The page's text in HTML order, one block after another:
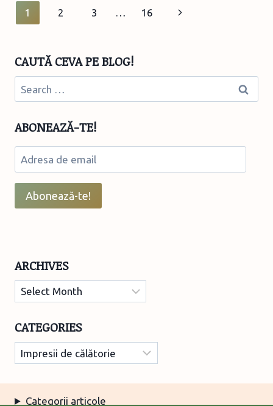
DIHAM
Page
1 2 3 … 16
Next
CAUTĂ CEVA PE BLOG!
Search
for:
ABONEAZĂ-TE!
Adresa
de
email
Abonează-te!
ARCHIVES
Archives
CATEGORIES
Categories
Categorii articole